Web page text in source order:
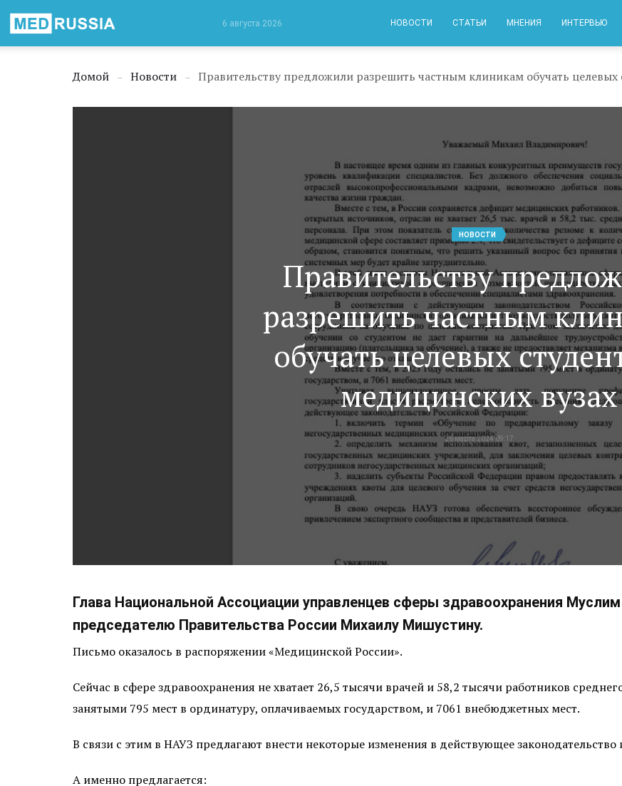
6 августа 2026 НОВОСТИ СТАТЬИ МНЕНИЯ ИНТЕРВЬЮ
Домой → Новости → Правительству предложили разрешить частным клиникам обучать целевых
НОВОСТИ
Правительству
разрешить частным
обучать целевых
медицинских вузах
26 марта 2024 09:17
Глава Национальной Ассоциации управленцев сферы здравоохранения
председателю Правительства России Михаилу Мишустину.
Письмо оказалось в распоряжении «Медицинской России».
Сейчас в сфере здравоохранения не хватает 26,5 тысячи врачей и 58,2 тысячи работников
занятыми 795 мест в ординатуру, оплачиваемых государством, и 7061 внебюджетных мест.
В связи с этим в НАУЗ предлагают внести некоторые изменения в действующее
А именно предлагается: